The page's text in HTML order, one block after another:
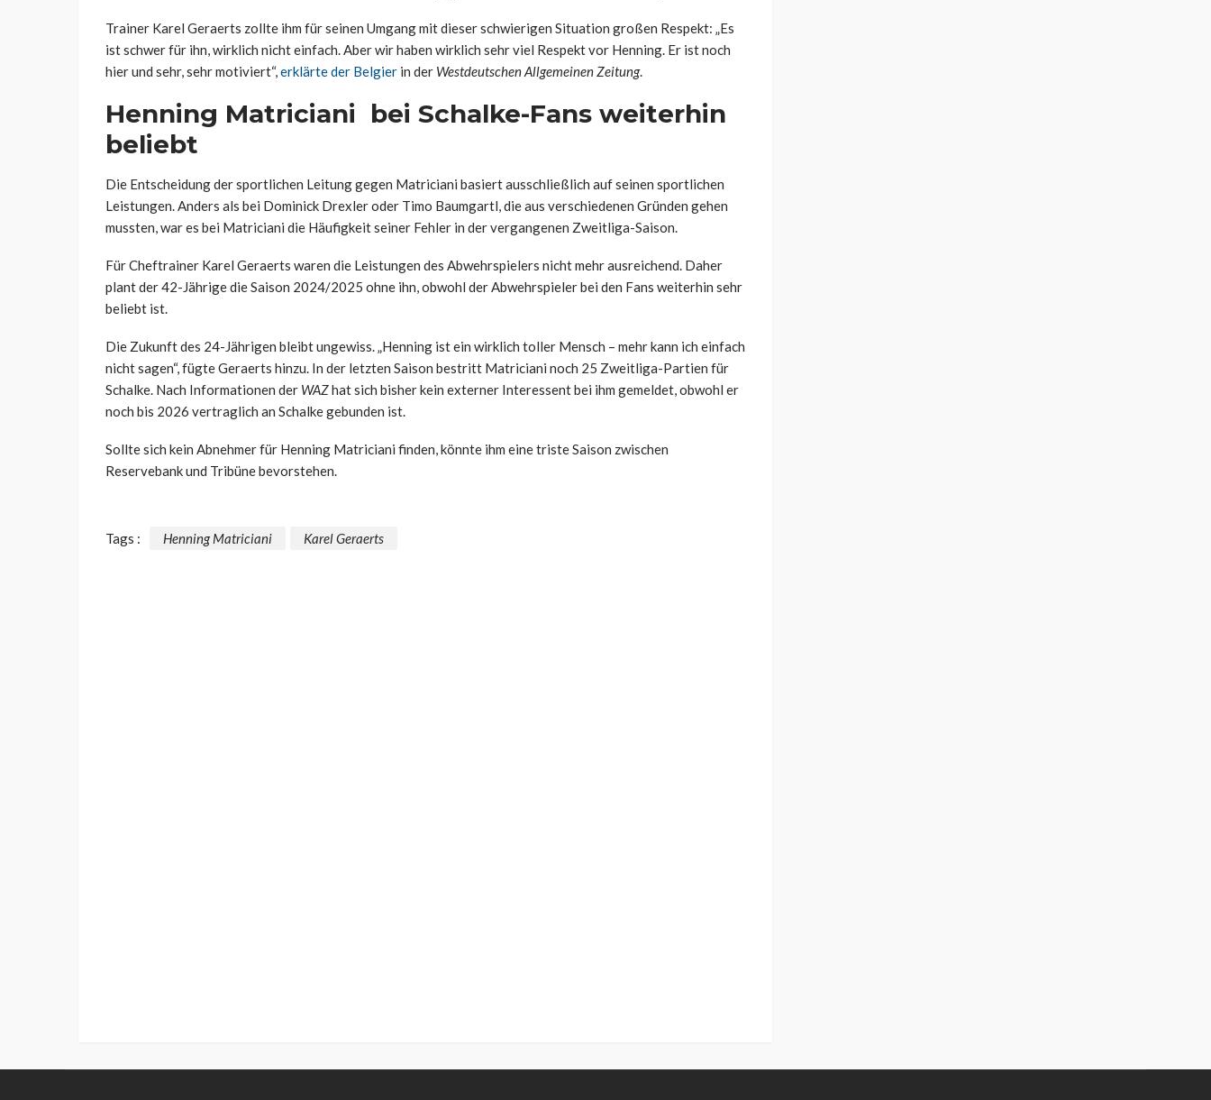
Trainer Karel Geraerts zollte ihm für seinen Umgang mit dieser schwierigen Situation großen Respekt: „Es
ist schwer für ihn, wirklich nicht einfach. Aber wir haben wirklich sehr viel Respekt vor Henning. Er ist noch
hier und sehr, sehr motiviert“,erklärte der Belgier in der Westdeutschen Allgemeinen Zeitung.
Henning Matriciani bei Schalke-Fans weiterhin
beliebt
Die Entscheidung der sportlichen Leitung gegen Matriciani basiert ausschließlich auf seinen sportlichen
Leistungen. Anders als bei Dominick Drexler oder Timo Baumgartl, die aus verschiedenen Gründen gehen
mussten, war es bei Matriciani die Häufigkeit seiner Fehler in der vergangenen Zweitliga-Saison.
Für Cheftrainer Karel Geraerts waren die Leistungen des Abwehrspielers nicht mehr ausreichend. Daher
plant der 42-Jährige die Saison 2024/2025 ohne ihn, obwohl der Abwehrspieler bei den Fans weiterhin sehr
beliebt ist.
Die Zukunft des 24-Jährigen bleibt ungewiss. „Henning ist ein wirklich toller Mensch – mehr kann ich einfach
nicht sagen“, fügte Geraerts hinzu. In der letzten Saison bestritt Matriciani noch 25 Zweitliga-Partien für
Schalke. Nach Informationen der WAZhat sich bisher kein externer Interessent bei ihm gemeldet, obwohl er
noch bis 2026 vertraglich an Schalke gebunden ist.
Sollte sich kein Abnehmer für Henning Matriciani finden, könnte ihm eine triste Saison zwischen
Reservebank und Tribüne bevorstehen.
Tags : Henning Matriciani Karel Geraerts